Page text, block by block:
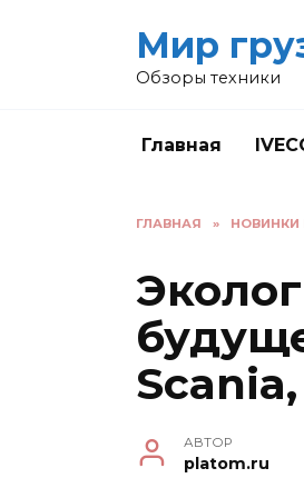
Мир
Обзоры техники
Главная
ГЛАВНАЯ » НОВИНКИ
АВТОР
platom.ru